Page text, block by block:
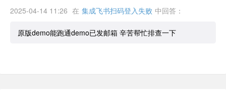
2025-04-14 11:26 在 集成飞书扫码登入失败 中回答：
原版demo能跑通demo已发邮箱 辛苦帮忙排查一下